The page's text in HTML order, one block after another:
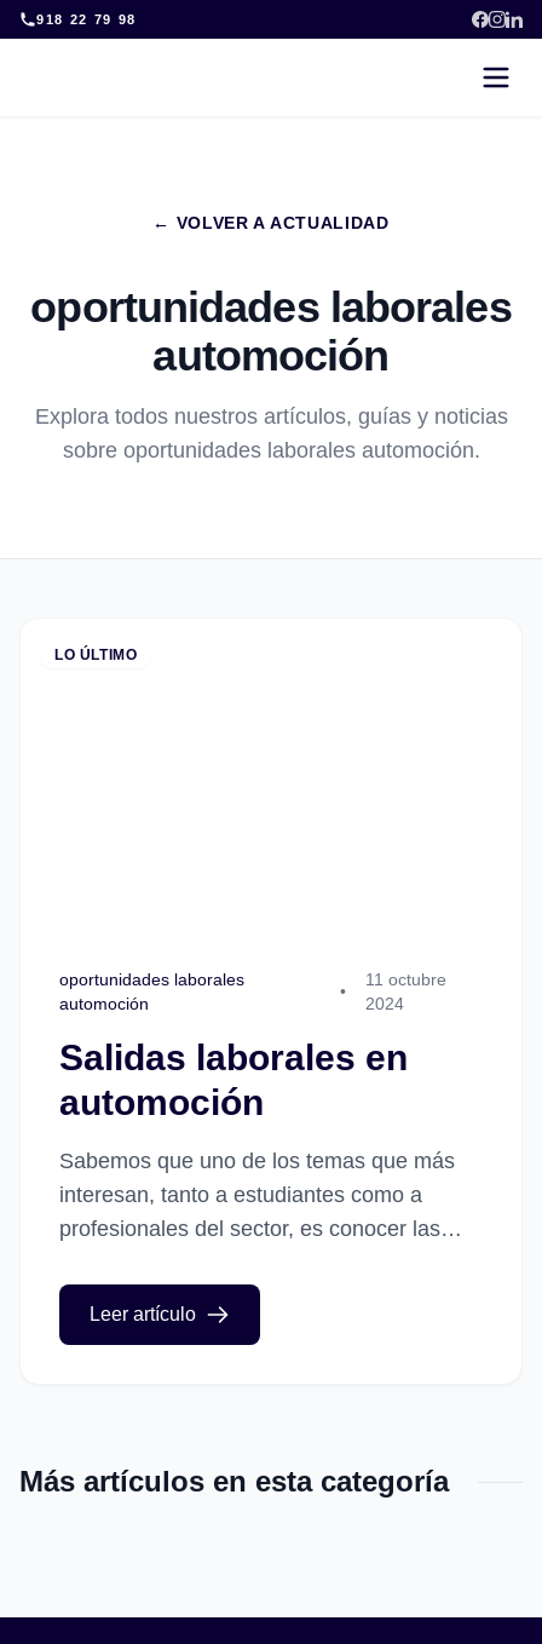
Skip
to
918 22 79 98
← VOLVER A ACTUALIDAD
oportunidades laborales
automoción
Explora todos nuestros artículos, guías y noticias
sobre oportunidades laborales automoción.
LO ÚLTIMO
oportunidades laborales
automoción
•
11 octubre
2024
Salidas laborales en
automoción
Sabemos que uno de los temas que más
interesan, tanto a estudiantes como a
profesionales del sector, es conocer las
surgiendo. Constantemente, aparecen
nuevas...
Leer artículo
Más artículos en esta categoría